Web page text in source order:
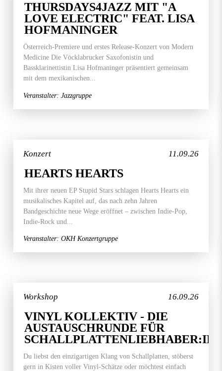
THURSDAYS4JAZZ MIT "A
LOVE ELECTRIC" FEAT. LISA
HOFMANINGER
Österreich-Premiere und erstes Release-Konzert von Modern
Medicine Die Vöcklabrucker Saxofonistin und
Bassklarinettistin Lisa Hofmaninger präsentiert gemeinsam
mit dem mexikanischen...
Veranstalter: Jazzgruppe
11.09.26
Konzert
HEARTS HEARTS
Mit ihrer neuen EP Stupid Stars schlagen Hearts Hearts ein
musikalisches Kapitel auf, das nach zehn Jahren
Bandgeschichte neue Wege eröffnet – zwischen Indie-Pop,
Indie-Rock und...
Veranstalter: OKH Konzertgruppe
16.09.26
Workshop
VINYL KOLLEKTIV - DIE
AUSTAUSCHRUNDE FÜR
Du liebst den einzigartigen Klang von Schallplatten, stöberst
gern in Kisten voller Vinyl-Schätze oder möchtest einfach